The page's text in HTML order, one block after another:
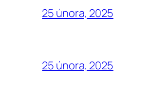
25 února, 2025
25 února, 2025